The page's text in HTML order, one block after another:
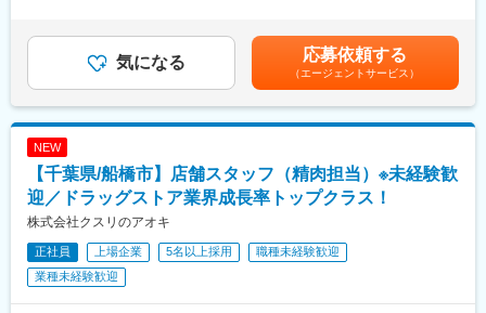
子育て中のスタッフも多数活躍中です。
■教育体制
■キャリアステップ
将来的には、
・売上管理
・シフト管理
など、店舗運営にも関わることが可能です。
希望に応じて無理なくステップアップできます。
■ドラッグストア業界で急成長中！
成長率が高いドラッグストア業界においてNo1、店舗数も10年間
で4.8倍と急成長を遂げております！
目指しております！
■充実した研修制度：
当社では年に2回、生鮮基礎研修を実施しております。
集合研修として、衛生管理、労務管理から、クレーム対応、店舗
運営など幅広く学んでいただくことが可能です！
未経験の方はもちろん、小売業を経験している方にとっても、学
には役割手当支給！年収UPも目指しやすい環境です！賃金はあく
までも目安の金額であり、選考を通じて上下する可能性がありま
す。月給(月額)は固定手当を含めた表記です。
気になる 応募依頼する
（エージェントサービス）
NEW
【千葉県/船橋市】店舗スタッフ（精肉担当）※未経験歓
迎／ドラッグストア業界成長率トップクラス！
株式会社クスリのアオキ
正社員 上場企業 5名以上採用
職種未経験歓迎
業種未経験歓迎